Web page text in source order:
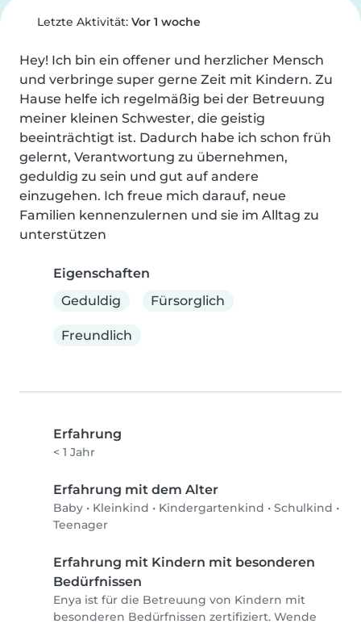
Letzte Aktivität: Vor 1 woche
Hey! Ich bin ein offener und herzlicher Mensch
und verbringe super gerne Zeit mit Kindern. Zu
Hause helfe ich regelmäßig bei der Betreuung
meiner kleinen Schwester, die geistig
beeinträchtigt ist. Dadurch habe ich schon früh
gelernt, Verantwortung zu übernehmen,
geduldig zu sein und gut auf andere
einzugehen. Ich freue mich darauf, neue
Familien kennenzulernen und sie im Alltag zu
unterstützen
Eigenschaften
Geduldig
Fürsorglich
Freundlich
Erfahrung
< 1 Jahr
Erfahrung mit dem Alter
Baby • Kleinkind • Kindergartenkind • Schulkind •
Teenager
Erfahrung mit Kindern mit besonderen
Bedürfnissen
Enya ist für die Betreuung von Kindern mit
besonderen Bedürfnissen zertifiziert. Wende